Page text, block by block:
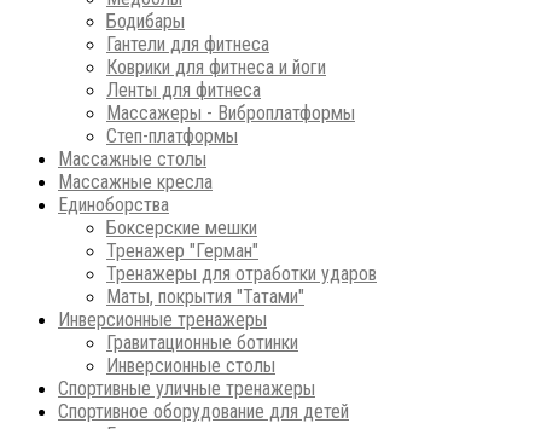
Бодибары
Гантели для фитнеса
Коврики для фитнеса и йоги
Ленты для фитнеса
Массажеры - Виброплатформы
Степ-платформы
Массажные столы
Массажные кресла
Единоборства
Боксерские мешки
Тренажер "Герман"
Тренажеры для отработки ударов
Маты, покрытия "Татами"
Инверсионные тренажеры
Гравитационные ботинки
Инверсионные столы
Спортивные уличные тренажеры
Спортивное оборудование для детей